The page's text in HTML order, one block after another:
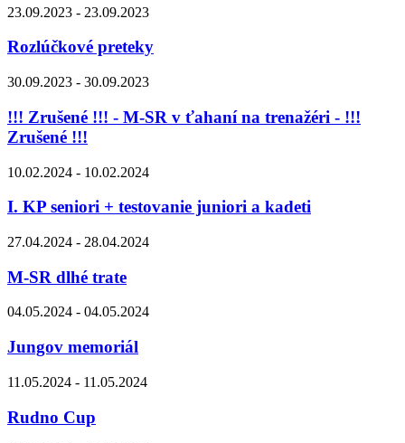
23.09.2023 - 23.09.2023
Rozlúčkové preteky
30.09.2023 - 30.09.2023
!!! Zrušené !!! - M-SR v ťahaní na trenažéri - !!!
Zrušené !!!
10.02.2024 - 10.02.2024
I. KP seniori + testovanie juniori a kadeti
27.04.2024 - 28.04.2024
M-SR dlhé trate
04.05.2024 - 04.05.2024
Jungov memoriál
11.05.2024 - 11.05.2024
Rudno Cup